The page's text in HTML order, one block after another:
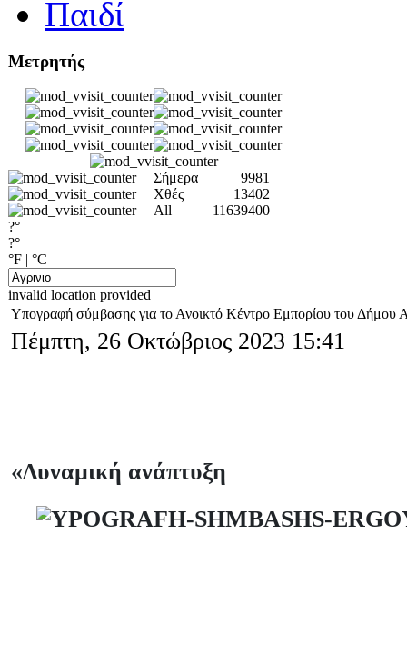
Παιδί
Μετρητής
Σήμερα
9981
Χθές
13402
All
11639400
?°
?°
°F | °C
invalid location provided
Υπογραφή σύμβασης για το Ανοικτό Κέντρο Εμπορίου του Δήμου
Πέμπτη, 26 Οκτώβριος 2023 15:41
«Δυναμική ανάπτυξη